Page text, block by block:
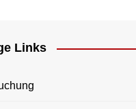
Links